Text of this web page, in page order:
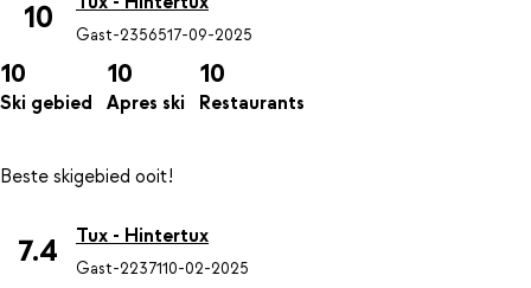
10 Gast-2356517-09-2025
10
Ski gebied
10
Apres ski
10
Restaurants
7.4 Tux - Hintertux
Gast-2237110-02-2025